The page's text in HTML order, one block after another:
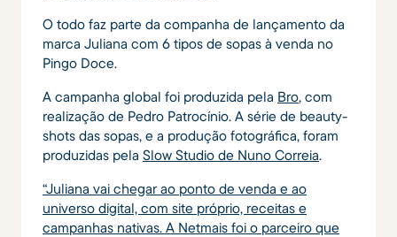
O todo faz parte da companha de lançamento da
marca Juliana com 6 tipos de sopas à venda no
Pingo Doce.
A campanha global foi produzida pela Bro, com
realização de Pedro Patrocínio. A série de beauty-
shots das sopas, e a produção fotográfica, foram
produzidas pela Slow Studio de Nuno Correia.
“Juliana vai chegar ao ponto de venda e ao
universo digital, com site próprio, receitas e
campanhas nativas. A Netmais foi o parceiro que